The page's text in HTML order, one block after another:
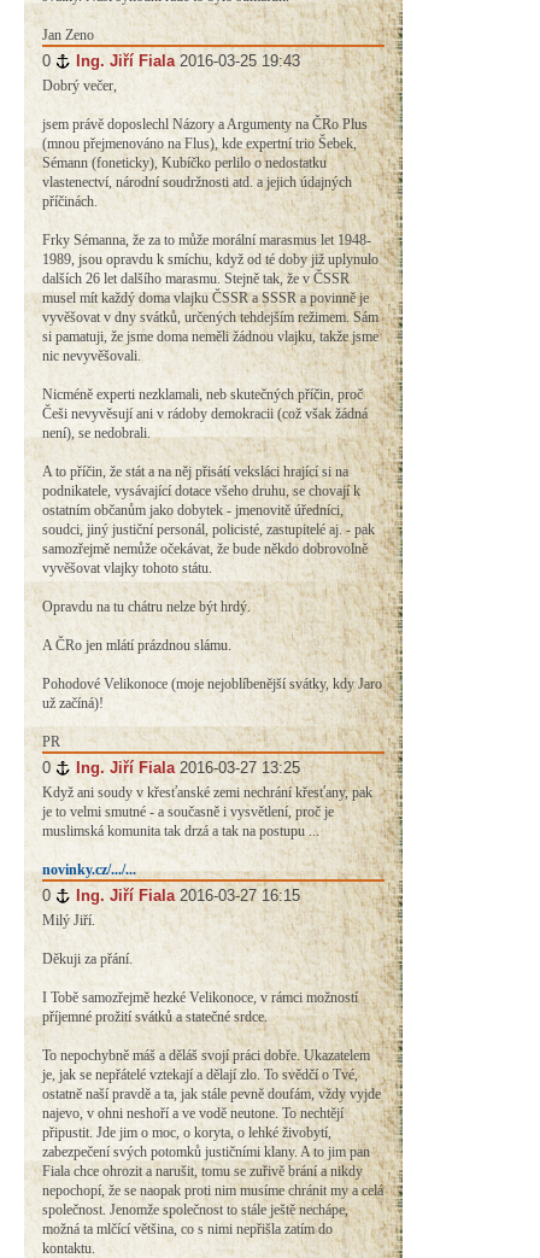
Jan Zeno
0 # Ing. Jiří Fiala 2016-03-25 19:43
Dobrý večer,
jsem právě doposlechl Názory a Argumenty na ČRo Plus
(mnou přejmenováno na Flus), kde expertní trio Šebek,
Sémann (foneticky), Kubíčko perlilo o nedostatku
vlastenectví, národní soudržnosti atd. a jejich údajných
příčinách.
Frky Sémanna, že za to může morální marasmus let 1948-
1989, jsou opravdu k smíchu, když od té doby již uplynulo
dalších 26 let dalšího marasmu. Stejně tak, že v ČSSR
musel mít každý doma vlajku ČSSR a SSSR a povinně je
vyvěšovat v dny svátků, určených tehdejším režimem. Sám
si pamatuji, že jsme doma neměli žádnou vlajku, takže jsme
nic nevyvěšovali.
Nicméně experti nezklamali, neb skutečných příčin, proč
Češi nevyvěsují ani v rádoby demokracii (což však žádná
není), se nedobrali.
A to příčin, že stát a na něj přisátí veksláci hrající si na
podnikatele, vysávající dotace všeho druhu, se chovají k
ostatním občanům jako dobytek - jmenovitě úředníci,
soudci, jiný justiční personál, policisté, zastupitelé aj. - pak
samozřejmě nemůže očekávat, že bude někdo dobrovolně
vyvěšovat vlajky tohoto státu.
Opravdu na tu chátru nelze být hrdý.
A ČRo jen mlátí prázdnou slámu.
Pohodové Velikonoce (moje nejoblíbenější svátky, kdy Jaro
už začíná)!
PR
0 # Ing. Jiří Fiala 2016-03-27 13:25
Když ani soudy v křesťanské zemi nechrání křesťany, pak
je to velmi smutné - a současně i vysvětlení, proč je
muslimská komunita tak drzá a tak na postupu ...
novinky.cz/.../...
0 # Ing. Jiří Fiala 2016-03-27 16:15
Milý Jiří.
Děkuji za přání.
I Tobě samozřejmě hezké Velikonoce, v rámci možností
příjemné prožití svátků a statečné srdce.
To nepochybně máš a děláš svojí práci dobře. Ukazatelem
je, jak se nepřátelé vztekají a dělají zlo. To svědčí o Tvé,
ostatně naší pravdě a ta, jak stále pevně doufám, vždy vyjde
najevo, v ohni neshoří a ve vodě neutone. To nechtějí
připustit. Jde jim o moc, o koryta, o lehké živobytí,
zabezpečení svých potomků justičními klany. A to jim pan
Fiala chce ohrozit a narušit, tomu se zuřivě brání a nikdy
nepochopí, že se naopak proti nim musíme chránit my a celá
společnost. Jenomže společnost to stále ještě nechápe,
možná ta mlčící většina, co s nimi nepřišla zatím do
kontaktu.